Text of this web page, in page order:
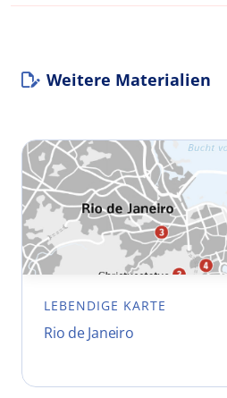
Weitere Materialien
LEBENDIGE KARTE
Rio de Janeiro